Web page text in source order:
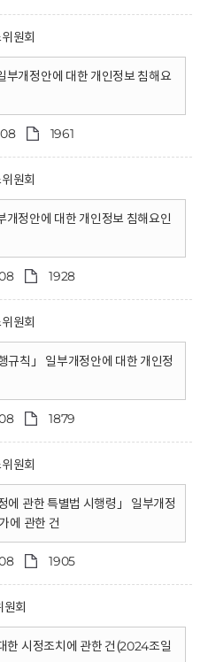
원회
부개정안에 대한 개인정보 침해요
1961
원회
개정안에 대한 개인정보 침해요인
1928
원회
규칙」 일부개정안에 대한 개인정
1879
원회
에 관한 특별법 시행령」 일부개정
에 관한 건
1905
원회
한 시정조치에 관한 건(2024조일